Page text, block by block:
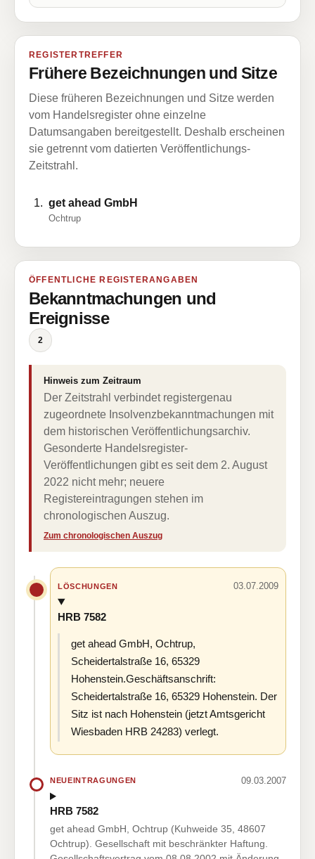
REGISTERTREFFER
Frühere Bezeichnungen und Sitze
Diese früheren Bezeichnungen und Sitze werden
vom Handelsregister ohne einzelne
Datumsangaben bereitgestellt. Deshalb erscheinen
sie getrennt vom datierten Veröffentlichungs-
Zeitstrahl.
get ahead GmbH
Ochtrup
ÖFFENTLICHE REGISTERANGABEN
Bekanntmachungen und
Ereignisse
2
Hinweis zum Zeitraum
Der Zeitstrahl verbindet registergenau
zugeordnete Insolvenzbekanntmachungen mit
dem historischen Veröffentlichungsarchiv.
Gesonderte Handelsregister-
Veröffentlichungen gibt es seit dem 2. August
2022 nicht mehr; neuere
Registereintragungen stehen im
chronologischen Auszug.
Zum chronologischen Auszug
LÖSCHUNGEN 03.07.2009
HRB 7582
get ahead GmbH, Ochtrup,
Scheidertalstraße 16, 65329
Hohenstein.Geschäftsanschrift:
Scheidertalstraße 16, 65329 Hohenstein. Der
Sitz ist nach Hohenstein (jetzt Amtsgericht
Wiesbaden HRB 24283) verlegt.
NEUEINTRAGUNGEN 09.03.2007
HRB 7582
get ahead GmbH, Ochtrup (Kuhweide 35, 48607
Ochtrup). Gesellschaft mit beschränkter Haftung.